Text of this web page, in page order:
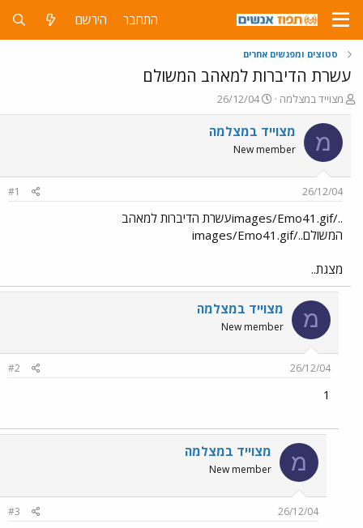
התחבר הירשם
סטוצים ומפגשים אחרים
עשרת הדיברות למאהב המשולם
פ
ו
ת
ח
ה
ש
מצוייד במצלמה
פ
ו
ר
ם
ר
ך
26/12/04
מ מצוייד במצלמה
New member
26/12/04
#1
../images/Emo41.gifעשרת הדיברות למאהב
המשולם../images/Emo41.gif
מצגת..
מ מצוייד במצלמה
New member
26/12/04
#2
1
מ מצוייד במצלמה
New member
26/12/04
#3